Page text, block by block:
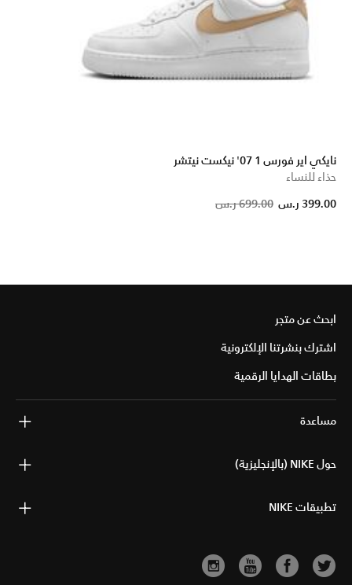
نايكي اير فورس 1 07' نيكست نيتشر
حذاء للنساء
Price
699.00 ر.س to
399.00 ر.س
ابحث عن متجر
اشترك بنشرتنا الإلكترونية
بطاقات الهدايا الرقمية
مساعدة
حول NIKE (بالإنجليزية)
تطبيقات NIKE